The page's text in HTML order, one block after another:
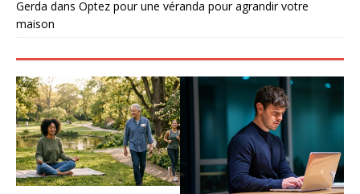
Gerda dans Optez pour une véranda pour agrandir votre
maison